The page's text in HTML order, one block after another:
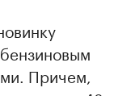
Причем,